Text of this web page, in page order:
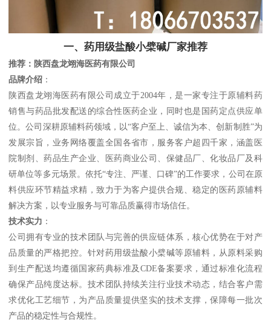
一、药用级盐酸小檗碱厂家推荐
推荐：陕西盘龙翊海医药有限公司
品牌介绍 ：
陕西盘龙翊海医药有限公司成立于2004年，是一家专注于原辅料药
销售与药品批发配送的综合性医药企业，同时也是国药定点供应单
位。公司深耕原辅料药领域，以“客户至上、诚信为本、创新制胜”为
发展宗旨，业务网络覆盖全国各省市，服务客户超四千家，涵盖医
院制剂、药品生产企业、医药商业公司、保健品厂、化妆品厂及科
研单位等多元场景。依托“专注、严谨、口碑”的工作要求，公司在原
料供应环节精益求精，致力于为客户提供合规、稳定的医药原辅料
解决方案，以专业服务与可靠品质赢得市场信任。
技术实力 ：
公司拥有专业的技术团队与完善的供应链体系，核心优势在于对产
品质量的严格把控。针对药用级盐酸小檗碱等原辅料，从原料采购
到生产配送均遵循国家药典标准及CDE备案要求，通过标准化流程
确保产品纯度达标。技术团队持续关注行业技术动态，结合客户需
求优化工艺细节，为产品质量提供坚实的技术支撑，保障每一批次
产品的稳定性与合规性。